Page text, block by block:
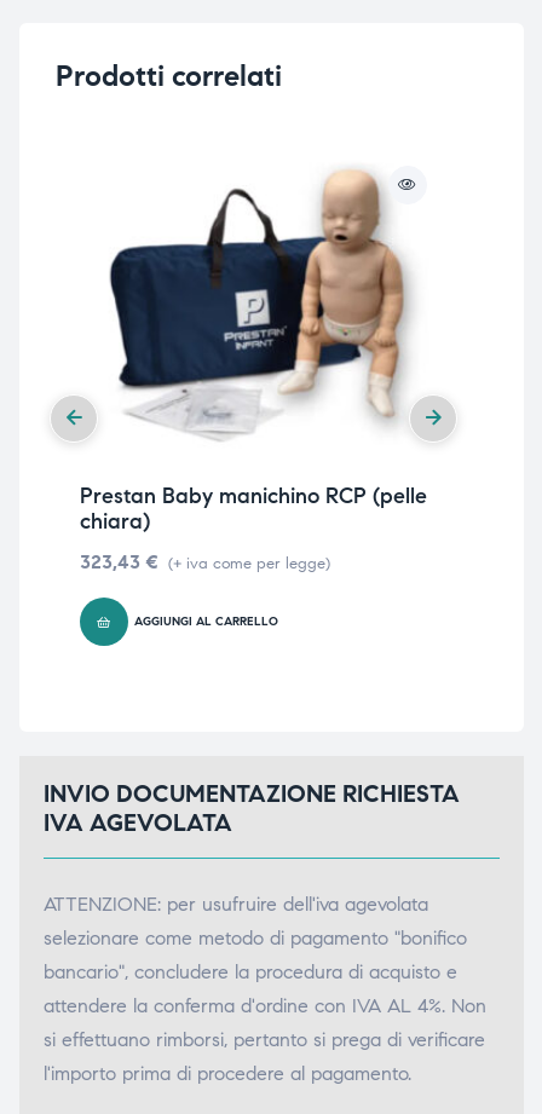
Prodotti correlati
Prestan Baby manichino RCP (pelle
chiara)
323,43 € (+ iva come per legge)
AGGIUNGI AL CARRELLO
INVIO DOCUMENTAZIONE RICHIESTA
IVA AGEVOLATA
ATTENZIONE: per usufruire dell'iva agevolata
selezionare come metodo di pagamento "bonifico
bancario", concludere la procedura di acquisto e
attendere la conferma d'ordine con IVA AL 4%. Non
si effettuano rimborsi, pertanto si prega di verificare
l'importo prima di procedere al pagamento.